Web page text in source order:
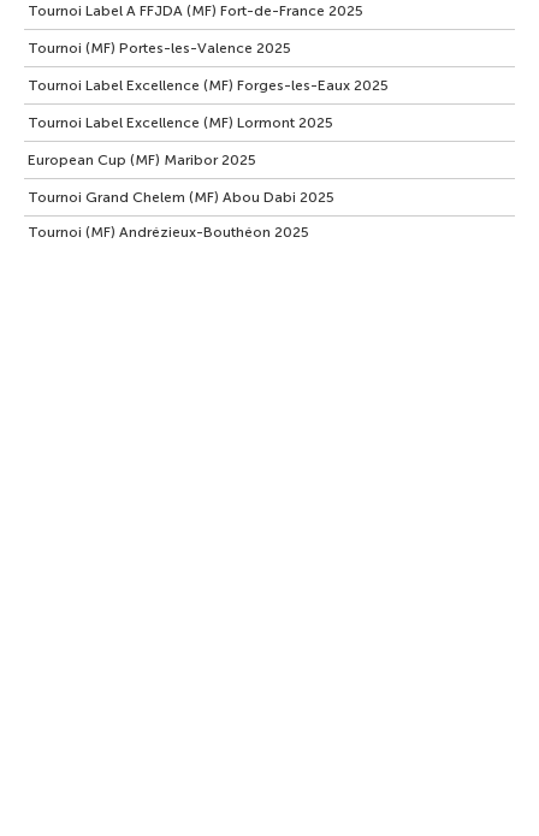
Tournoi Label A FFJDA (MF) Fort-de-France 2025
Tournoi (MF) Portes-les-Valence 2025
Tournoi Label Excellence (MF) Forges-les-Eaux 2025
Tournoi Label Excellence (MF) Lormont 2025
European Cup (MF) Maribor 2025
Tournoi Grand Chelem (MF) Abou Dabi 2025
Tournoi (MF) Andrézieux-Bouthéon 2025